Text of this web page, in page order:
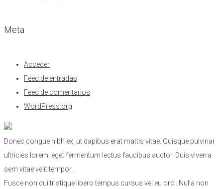
Meta
Acceder
Feed de entradas
Feed de comentarios
WordPress.org
Donec congue nibh ex, ut dapibus erat mattis vitae. Quisque pulvinar
ultricies lorem, eget fermentum lectus faucibus auctor. Duis viverra
sem vitae velit tempor.
Fusce non dui tristique libero tempus cursus vel eu orci. Nulla non